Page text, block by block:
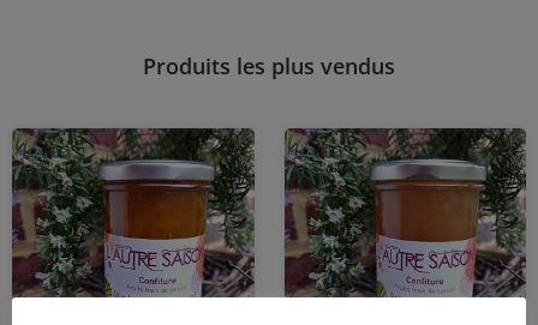
Produits les plus vendus